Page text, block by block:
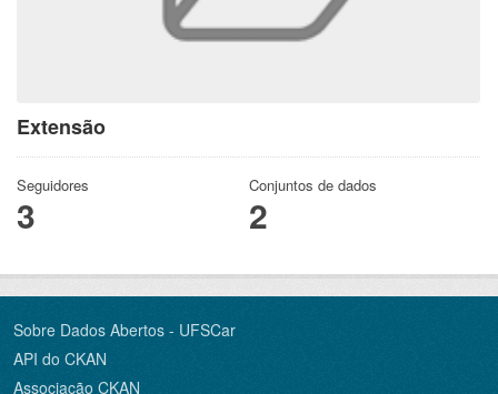
Extensão
Seguidores
3
Conjuntos de dados
2
Sobre Dados Abertos - UFSCar
API do CKAN
Associação CKAN